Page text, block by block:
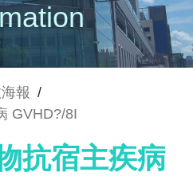
報 /
GVHD?/8I
抗宿主疾病